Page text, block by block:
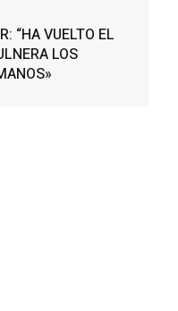
“HA VUELTO EL
LOS